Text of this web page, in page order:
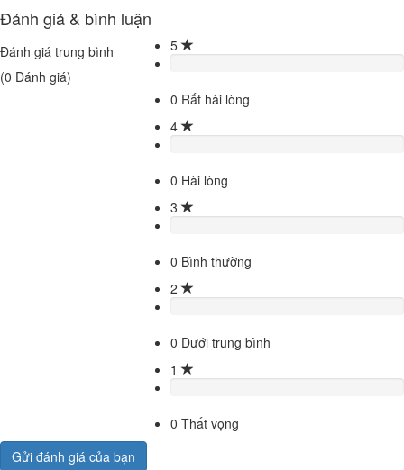
Đánh giá & bình luận
Đánh giá trung bình
(0 Đánh giá)
5
0 Rất hài lòng
4
0 Hài lòng
3
0 Bình thường
2
0 Dưới trung bình
1
0 Thất vọng
Gửi đánh giá của bạn